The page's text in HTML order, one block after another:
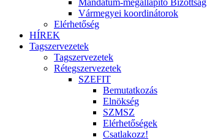
Mandátum-megállapító Bizottság
Vármegyei koordinátorok
Elérhetőség
HÍREK
Tagszervezetek
Tagszervezetek
Rétegszervezetek
SZEFIT
Bemutatkozás
Elnökség
SZMSZ
Elérhetőségek
Csatlakozz!